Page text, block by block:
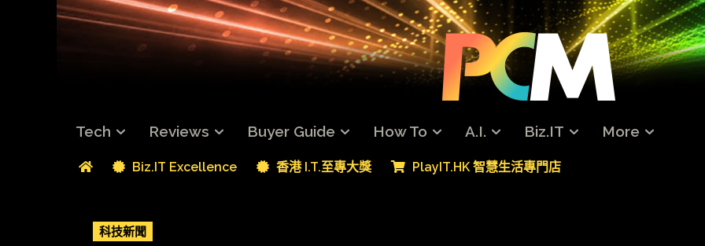
Tech Reviews Buyer Guide How To A.I. Biz.IT More
Biz.IT Excellence 香港 I.T.至專大獎 PlayIT.HK 智慧生活專門店
科技新聞